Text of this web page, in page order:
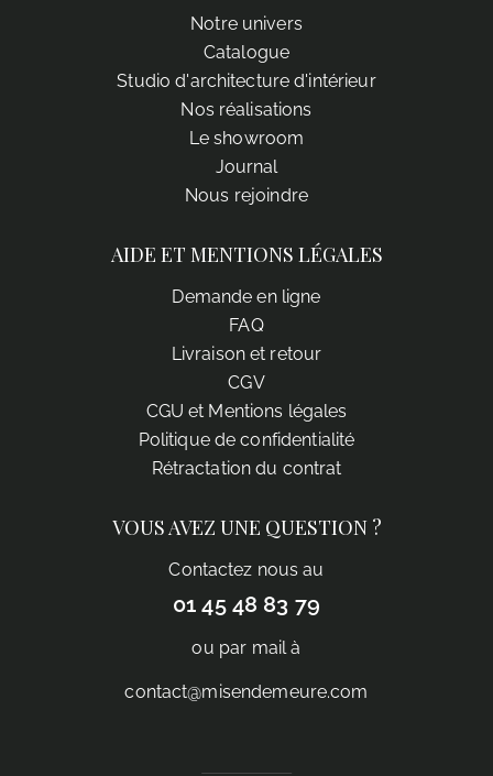
Notre univers
Catalogue
Studio d'architecture d'intérieur
Nos réalisations
Le showroom
Journal
Nous rejoindre
AIDE ET MENTIONS LÉGALES
Demande en ligne
FAQ
Livraison et retour
CGV
CGU et Mentions légales
Politique de confidentialité
Rétractation du contrat
VOUS AVEZ UNE QUESTION ?
Contactez nous au
01 45 48 83 79
ou par mail à
contact@misendemeure.com